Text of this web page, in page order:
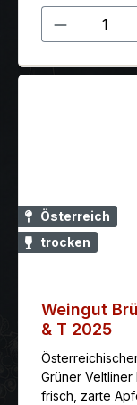
Produkt
Österreich
trocken
Weingut
& T 2025
Grüner Veltliner
frisch, zarte